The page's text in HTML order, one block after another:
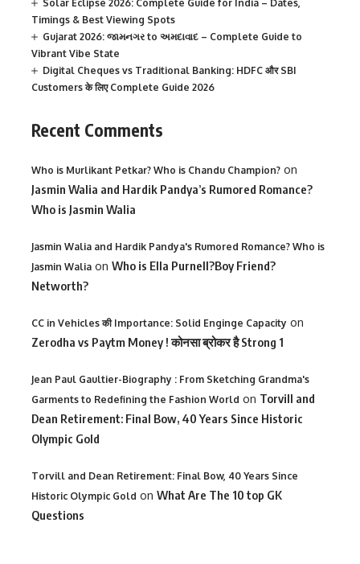
Solar Eclipse 2026: Complete Guide for India – Dates,
Timings & Best Viewing Spots
Gujarat 2026: જામનગર to અમદાવાદ – Complete Guide to
Vibrant Vibe State
Digital Cheques vs Traditional Banking: HDFC और SBI
Customers के लिए Complete Guide 2026
Recent Comments
Who is Murlikant Petkar? Who is Chandu Champion? on
Jasmin Walia and Hardik Pandya’s Rumored Romance?
Who is Jasmin Walia
Jasmin Walia and Hardik Pandya's Rumored Romance? Who is
Jasmin Walia on Who is Ella Purnell?Boy Friend?
Networth?
CC in Vehicles की Importance: Solid Enginge Capacity on
Zerodha vs Paytm Money ! कोनसा ब्रोकर है Strong 1
Jean Paul Gaultier-Biography : From Sketching Grandma's
Garments to Redefining the Fashion World on Torvill and
Dean Retirement: Final Bow, 40 Years Since Historic
Olympic Gold
Torvill and Dean Retirement: Final Bow, 40 Years Since
Historic Olympic Gold on What Are The 10 top GK
Questions